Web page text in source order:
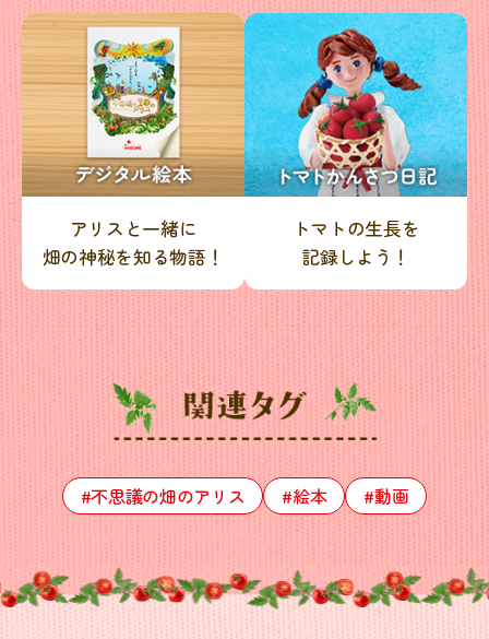
アリスと一緒に
畑の神秘を知る物語！
トマトの生長を
記録しよう！
#不思議の畑のアリス #絵本 #動画